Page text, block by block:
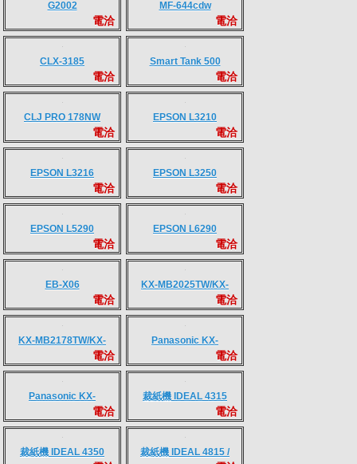
電洽 電洽
FAX-L170
LBP 162dw
電洽
G2002
電洽
MF-644cdw
電洽
CLX-3185
電洽
Smart Tank 500
電洽
CLJ PRO 178NW
電洽
EPSON L3210
電洽